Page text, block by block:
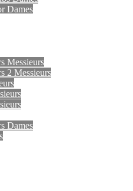
Dames
Messieurs
2 Messieurs
Dames